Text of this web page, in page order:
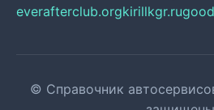
everafterclub.orgkirillkgr.ru
© Справочник